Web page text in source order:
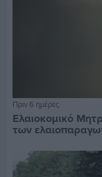
Πριν 6 ημέρες
Ελαιοκομικό
των